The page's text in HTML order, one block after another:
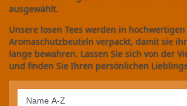
ausgewählt.
Unsere losen Tees werden in hochwertigen
Aromaschutzbeuteln verpackt, damit sie
lange bewahren. Lassen Sie sich von der
und finden Sie Ihren persönlichen